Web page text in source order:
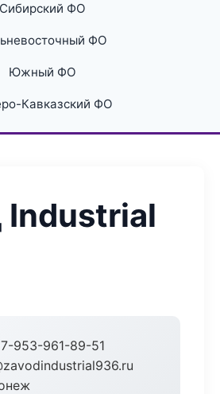
Сибирский ФО
ФО
Южный ФО
Кавказский ФО
Industrial
953-961-89-51